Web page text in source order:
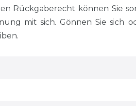
Rückgaberecht können Sie
mit sich. Gönnen Sie sich